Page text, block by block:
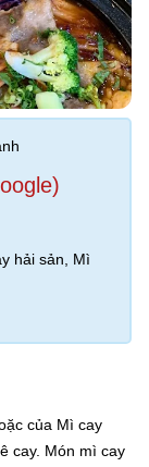
hải sản, Mì
của Mì cay
cay. Món mì cay